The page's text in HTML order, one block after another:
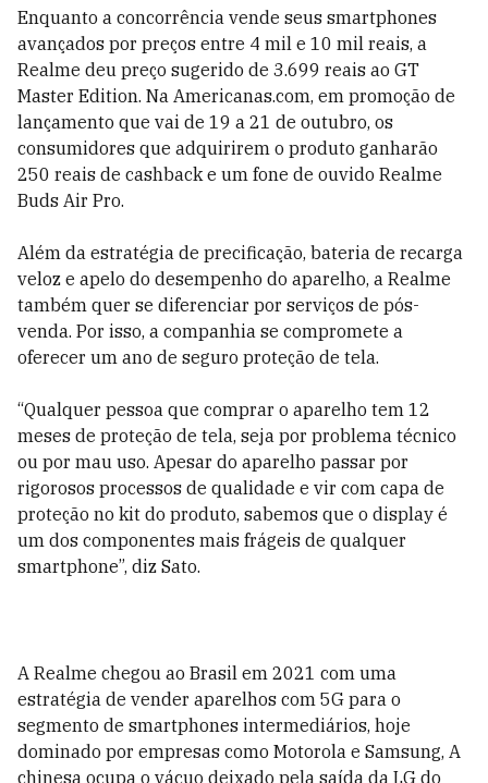
Enquanto a concorrência vende seus smartphones
avançados por preços entre 4 mil e 10 mil reais, a
Realme deu preço sugerido de 3.699 reais ao GT
Master Edition. Na Americanas.com, em promoção de
lançamento que vai de 19 a 21 de outubro, os
consumidores que adquirirem o produto ganharão
250 reais de cashback e um fone de ouvido Realme
Buds Air Pro.
Além da estratégia de precificação, bateria de recarga
veloz e apelo do desempenho do aparelho, a Realme
também quer se diferenciar por serviços de pós-
venda. Por isso, a companhia se compromete a
oferecer um ano de seguro proteção de tela.
“Qualquer pessoa que comprar o aparelho tem 12
meses de proteção de tela, seja por problema técnico
ou por mau uso. Apesar do aparelho passar por
rigorosos processos de qualidade e vir com capa de
proteção no kit do produto, sabemos que o display é
um dos componentes mais frágeis de qualquer
smartphone”, diz Sato.
A Realme chegou ao Brasil em 2021 com uma
estratégia de vender aparelhos com 5G para o
segmento de smartphones intermediários, hoje
dominado por empresas como Motorola e Samsung, A
chinesa ocupa o vácuo deixado pela saída da LG do